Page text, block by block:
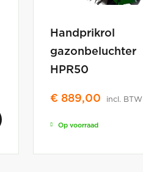
Handprikrol
gazonbeluchter
HPR50
€ 889,00 incl. BTW
Op voorraad